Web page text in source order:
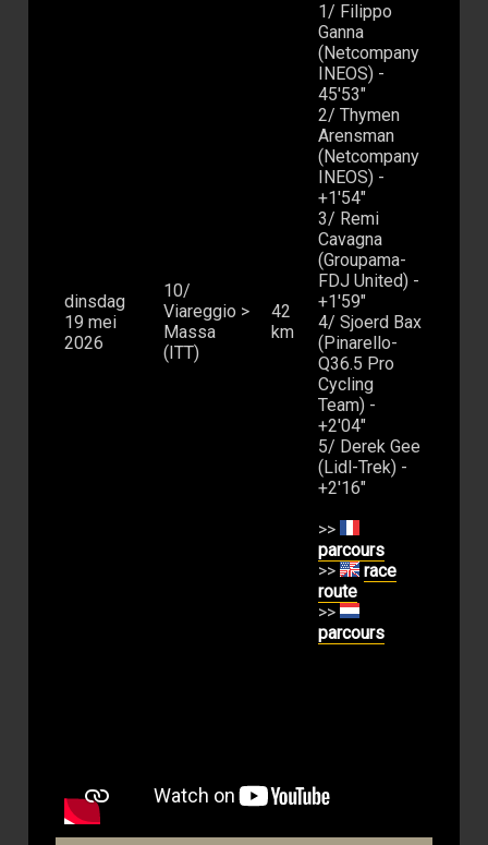
dinsdag
19 mei
2026
10/
Viareggio >
Massa
(ITT)
42
km
1/ Filippo
Ganna
(Netcompany
INEOS) -
45'53"
2/ Thymen
Arensman
(Netcompany
INEOS) -
+1'54"
3/ Remi
Cavagna
(Groupama-
FDJ United) -
+1'59"
4/ Sjoerd Bax
(Pinarello-
Q36.5 Pro
Cycling
Team) -
+2'04"
5/ Derek Gee
(Lidl-Trek) -
+2'16"
>>
parcours
>>
race
route
>>
parcours